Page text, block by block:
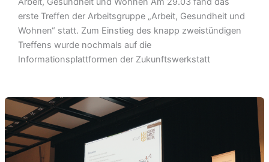
erste Treffen der Arbeitsgruppe „Arbeit, Gesundheit und
Wohnen“ statt. Zum Einstieg des knapp zweistündigen
Treffens wurde nochmals auf die
Informationsplattformen der Zukunftswerkstatt